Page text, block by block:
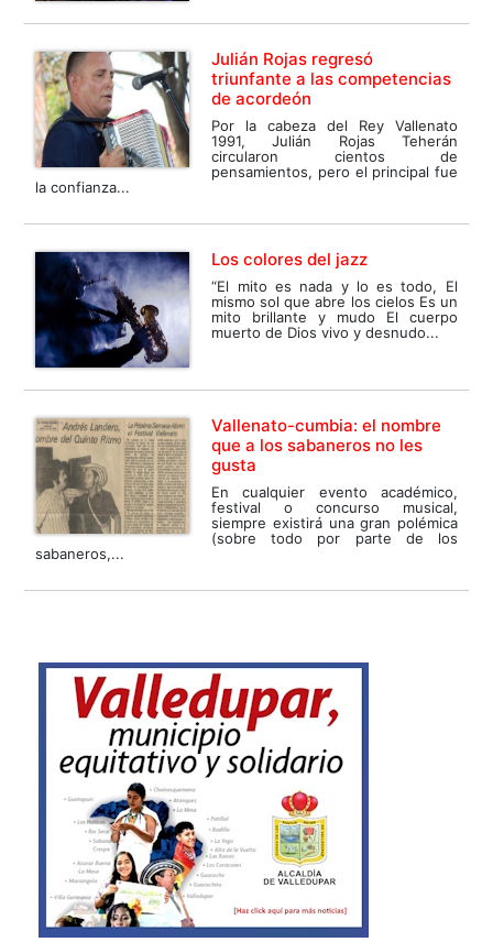
Julián Rojas regresó
triunfante a las competencias
de acordeón
Por la cabeza del Rey Vallenato
1991, Julián Rojas Teherán
circularon cientos de
pensamientos, pero el principal fue
la confianza...
Los colores del jazz
“El mito es nada y lo es todo, El
mismo sol que abre los cielos Es un
mito brillante y mudo El cuerpo
muerto de Dios vivo y desnudo...
Vallenato-cumbia: el nombre
que a los sabaneros no les
gusta
En cualquier evento académico,
festival o concurso musical,
siempre existirá una gran polémica
(sobre todo por parte de los
sabaneros,...